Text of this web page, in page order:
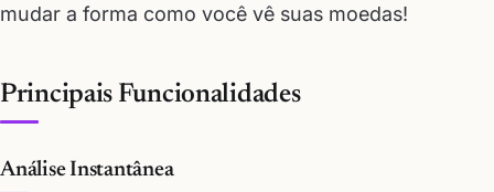
mudar a forma como você vê suas moedas!
Principais Funcionalidades
Análise Instantânea